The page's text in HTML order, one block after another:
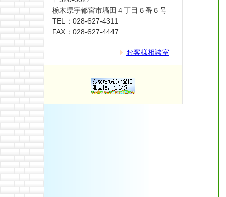
栃木県宇都宮市塙田４丁目６番６号
TEL：028-627-4311
FAX：028-627-4447
お客様相談室